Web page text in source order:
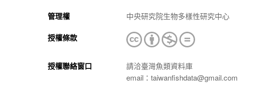
管理權 中央研究院生物多樣性研究中心
授權條款
授權聯絡窗口
請洽臺灣魚類資料庫
email：taiwanfishdata@gmail.com